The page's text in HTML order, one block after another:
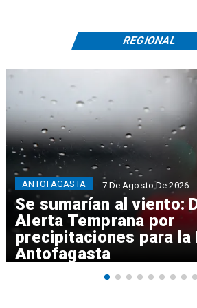
Se sumarían al viento:
Alerta Temprana por
precipitaciones para la
Antofagasta
ANTOFAGASTA 7 De Agosto De 2026
REGIONAL